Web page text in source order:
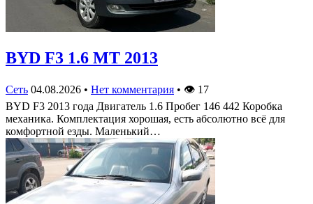
BYD F3 1.6 MT 2013
Сеть 04.08.2026 • Нет комментария • 👁 17
BYD F3 2013 года Двигатель 1.6 Пробег 146 442 Коробка
механика. Комплектация хорошая, есть абсолютно всё для
комфортной езды. Маленький…